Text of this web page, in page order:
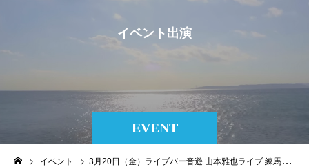
EVENT
イベン ト 出演
イベント 3月20日（金）ライブバー音遊 山本雅也ライブ 練馬区中村橋